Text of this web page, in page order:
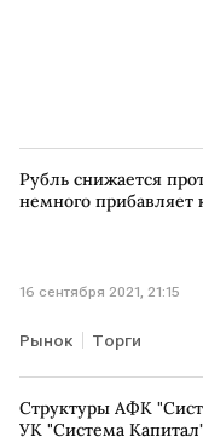
Рубль снижается
немного прибавляет
16 сентября 2021, 21:15
Рынок Торги
Структуры АФК
УК "Система Капитал"